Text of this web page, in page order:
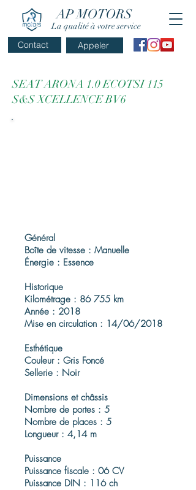
AP MOTORS
La qualité à votre service
Appeler
Contact
SEAT ARONA 1.0 ECOTSI 115
S&S XCELLENCE BV6
Général
Boîte de vitesse : Manuelle
Énergie : Essence
Historique
Kilométrage : 86 755 km
Année : 2018
Mise en circulation : 14/06/2018
Esthétique
Couleur : Gris Foncé
Sellerie : Noir
Dimensions et châssis
Nombre de portes : 5
Nombre de places : 5
Longueur : 4,14 m
Puissance
Puissance fiscale : 06 CV
Puissance DIN : 116 ch